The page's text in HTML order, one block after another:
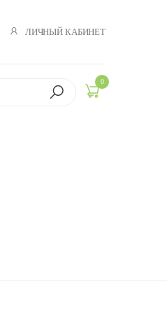
ЛИЧНЫЙ КАБИНЕТ
0